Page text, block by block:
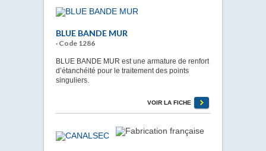
BLUE BANDE MUR
· Code 1286
BLUE BANDE MUR est une armature de renfort
d’étanchéité pour le traitement des points
singuliers.
VOIR LA FICHE